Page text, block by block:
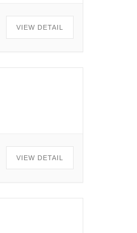
VIEW DETAIL
VIEW DETAIL